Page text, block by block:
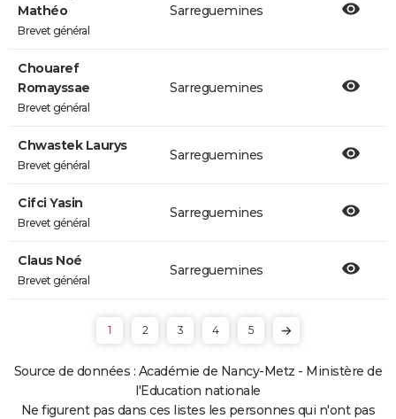
Mathéo
Brevet général
Sarreguemines
Chouaref
Romayssae
Brevet général
Sarreguemines
Chwastek Laurys
Brevet général
Sarreguemines
Cifci Yasin
Brevet général
Sarreguemines
Claus Noé
Brevet général
Sarreguemines
1 2 3 4 5
Source de données : Académie de Nancy-Metz - Ministère de
l'Education nationale
Ne figurent pas dans ces listes les personnes qui n'ont pas